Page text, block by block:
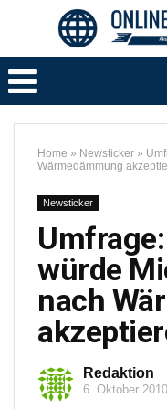
Home » Newsticker »
Wärmedämmung
Newsticker
würde
nach
Redaktion
6. Oktober 2010